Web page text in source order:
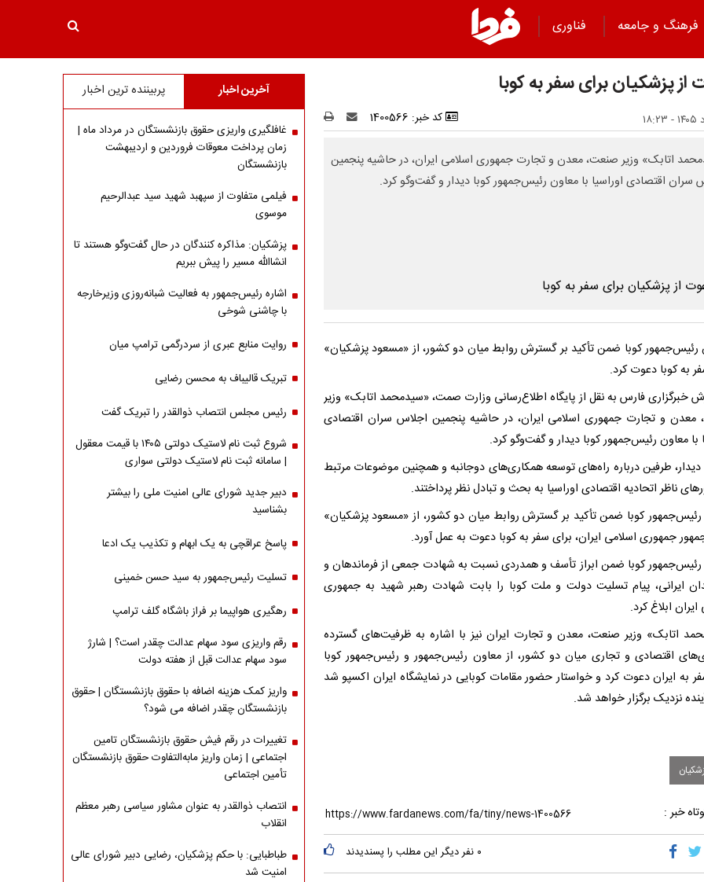
فرهنگ و جامعه
فناوری
از پزشکیان برای سفر به کوبا
کد خبر: 1400566
اتابک» وزیر صنعت، معدن و تجارت جمهوری اسلامی ایران، در حاشیه پنجمین
سران اقتصادی اوراسیا با معاون رئیس‌جمهور کوبا دیدار و گفت‌وگو کرد.
رئیس‌جمهور کوبا ضمن تأکید بر گسترش روابط میان دو کشور، از «مسعود پزشکیان»
به کوبا دعوت کرد.
خبرگزاری فارس به نقل از پایگاه اطلاع‌رسانی وزارت صمت، «سیدمحمد اتابک» وزیر
معدن و تجارت جمهوری اسلامی ایران، در حاشیه پنجمین اجلاس سران اقتصادی
با معاون رئیس‌جمهور کوبا دیدار و گفت‌وگو کرد.
دیدار، طرفین درباره راه‌های توسعه همکاری‌های دوجانبه و همچنین موضوعات مرتبط
ناظر اتحادیه اقتصادی اوراسیا به بحث و تبادل نظر پرداختند.
کوبا ضمن تأکید بر گسترش روابط میان دو کشور، از «مسعود پزشکیان»
جمهوری اسلامی ایران، برای سفر به کوبا دعوت به عمل آورد.
کوبا ضمن ابراز تأسف و همدردی نسبت به شهادت جمعی از فرماندهان و
ایرانی، پیام تسلیت دولت و ملت کوبا را بابت شهادت رهبر شهید به جمهوری
ابلاغ کرد.
اتابک» وزیر صنعت، معدن و تجارت ایران نیز با اشاره به ظرفیت‌های گسترده
اقتصادی و تجاری میان دو کشور، از معاون رئیس‌جمهور و رئیس‌جمهور کوبا
به ایران دعوت کرد و خواستار حضور مقامات کوبایی در نمایشگاه ایران اکسپو شد
نزدیک برگزار خواهد شد.
خبر :
۰ نفر دیگر این مطلب را پسندیدند
آخرین اخبار پربیننده ترین اخبار
غافلگیری واریزی حقوق بازنشستگان در مرداد ماه |
زمان پرداخت معوقات فروردین و اردیبهشت
بازنشستگان
فیلمی متفاوت از سپهبد شهید سید عبدالرحیم
موسوی
پزشکیان: مذاکره کنندگان در حال گفت‌وگو هستند تا
انشاالله مسیر را پیش ببریم
اشاره‌ رئیس‌جمهور به فعالیت شبانه‌روزی وزیر‌خارجه
با چاشنی شوخی
روایت منابع عبری از سردرگمی ترامپ میان
تبریک قالیباف به محسن رضایی
رئیس مجلس انتصاب ذوالقدر را تبریک گفت
شروع ثبت نام لاستیک دولتی ۱۴۰۵ با قیمت معقول
| سامانه ثبت نام لاستیک دولتی سواری
دبیر جدید شورای عالی امنیت ملی را بیشتر
بشناسید
پاسخ عراقچی به یک ابهام و تکذیب یک ادعا
تسلیت رئیس‌جمهور به سید حسن خمینی
رهگیری هواپیما بر فراز باشگاه گلف ترامپ
رقم واریزی سود سهام عدالت چقدر است؟ | شارژ
سود سهام عدالت قبل از هفته دولت
واریز کمک هزینه اضافه با حقوق بازنشستگان | حقوق
بازنشستگان چقدر اضافه می شود؟
تغییرات در رقم فیش حقوق بازنشستگان تامین
اجتماعی | زمان واریز مابه‌التفاوت حقوق بازنشستگان
تأمین اجتماعی
انتصاب ذوالقدر به عنوان مشاور سیاسی رهبر معظم
انقلاب
طباطبایی: با حکم پزشکیان، رضایی دبیر شورای عالی
امنیت شد